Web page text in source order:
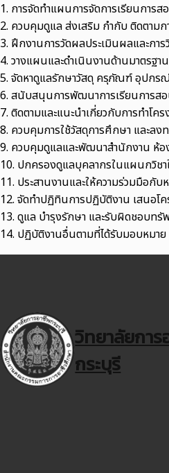
1. การจัดทำแผนการจัดการเรียนการ
2. ควบคุมดูแล ส่งเสริม กำกับ ติดตาม
3. ฝึกงานการวัดผลประเมินผลและกา
4. วางแผนและดำเนินงานด้านมาตร
5. จัดหาดูแลรักษาวัสดุ ครุภัณฑ์ อุปกร
6. สนับสนุนการพัฒนาการเรียนการสอ
7. ติดตามและแนะนำเกี่ยวกับการทำ
8. ควบคุมการใช้วัสดุการศึกษา และล
9. ควบคุมดูแลและพัฒนาสำนักงาน ห้อ
10. ปกครองดูแลบุคลากรในแผนกวิช
11. ประสานงานและให้ความร่วมมือกั
12. จัดทำปฏิทินการปฏิบัติงาน เสนอโ
13. ดูแล บำรุงรักษา และรับผิดชอบท
14. ปฏิบัติงานอื่นตามที่ได้รับมอบหมาย
วิทยาลัยกา
กระบุรี